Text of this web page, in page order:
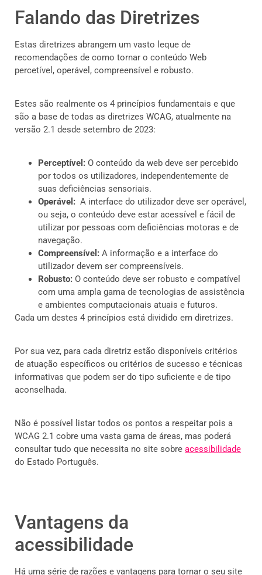
Falando das Diretrizes
Estas diretrizes abrangem um vasto leque de
recomendações de como tornar o conteúdo Web
percetível, operável, compreensível e robusto.
Estes são realmente os 4 princípios fundamentais e que
são a base de todas as diretrizes WCAG, atualmente na
versão 2.1 desde setembro de 2023:
Perceptível: O conteúdo da web deve ser percebido
por todos os utilizadores, independentemente de
suas deficiências sensoriais.
Operável: A interface do utilizador deve ser operável,
ou seja, o conteúdo deve estar acessível e fácil de
utilizar por pessoas com deficiências motoras e de
navegação.
Compreensível: A informação e a interface do
utilizador devem ser compreensíveis.
Robusto: O conteúdo deve ser robusto e compatível
com uma ampla gama de tecnologias de assistência
e ambientes computacionais atuais e futuros.
Cada um destes 4 princípios está dividido em diretrizes.
Por sua vez, para cada diretriz estão disponíveis critérios
de atuação específicos ou critérios de sucesso e técnicas
informativas que podem ser do tipo suficiente e de tipo
aconselhada.
Não é possível listar todos os pontos a respeitar pois a
WCAG 2.1 cobre uma vasta gama de áreas, mas poderá
consultar tudo que necessita no site sobre acessibilidade
do Estado Português.
Vantagens da
acessibilidade
Há uma série de razões e vantagens para tornar o seu site